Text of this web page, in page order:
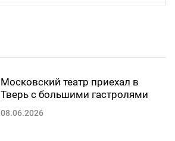
Московский театр приехал в
Тверь с большими гастролями
08.06.2026